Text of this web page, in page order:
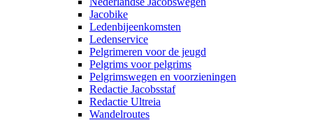
Jacobike
Ledenbijeenkomsten
Ledenservice
Pelgrimeren voor de jeugd
Pelgrims voor pelgrims
Pelgrimswegen en voorzieningen
Redactie Jacobsstaf
Redactie Ultreia
Wandelroutes